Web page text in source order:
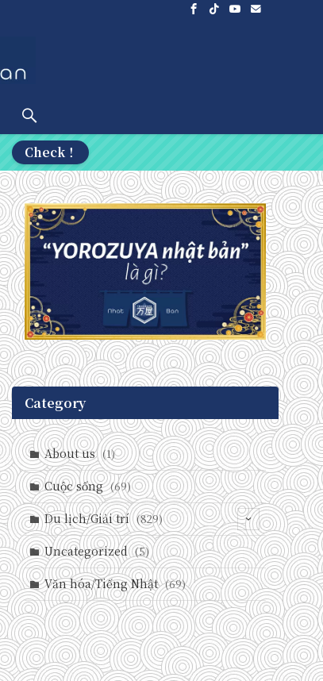
Check！
Category
About us (1)
Cuộc sống (69)
Du lịch/Giải trí (829)
(146)
(71)
(237)
(588)
(29)
Uncategorized (5)
Văn hóa/Tiếng Nhật (69)